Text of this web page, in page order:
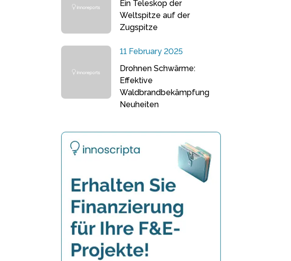
Ein Teleskop der
Weltspitze auf der
Zugspitze
11 February 2025
Drohnen Schwärme:
Effektive
Waldbrandbekämpfung
Neuheiten